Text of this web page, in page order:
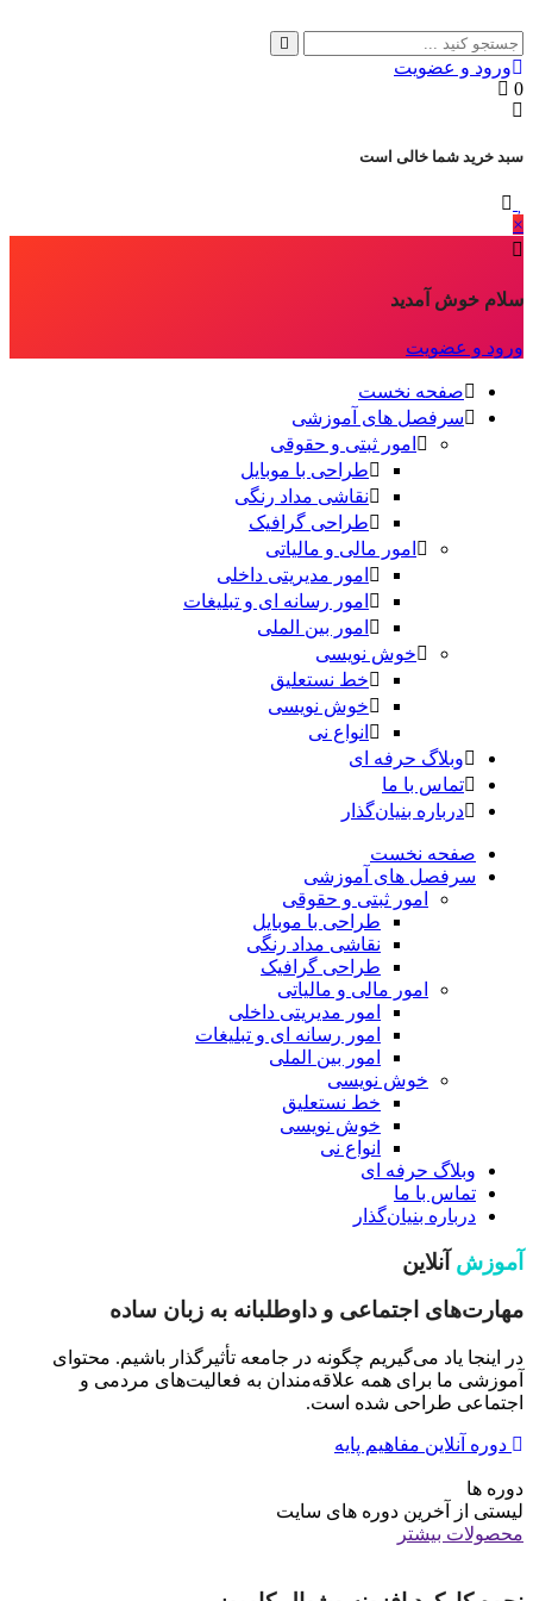
ورود و عضویت
0
سبد خرید شما خالی است
×
سلام خوش آمدید
ورود و عضویت
صفحه نخست
سرفصل های آموزشی
امور ثبتی و حقوقی
طراحی با موبایل
نقاشی مداد رنگی
طراحی گرافیک
امور مالی و مالیاتی
امور مدیریتی داخلی
امور رسانه ای و تبلیغات
امور بین الملی
خوش نویسی
خط نستعلیق
خوش نویسی
انواع نی
وبلاگ حرفه ای
تماس با ما
درباره بنیان‌گذار
صفحه نخست
سرفصل های آموزشی
امور ثبتی و حقوقی
طراحی با موبایل
نقاشی مداد رنگی
طراحی گرافیک
امور مالی و مالیاتی
امور مدیریتی داخلی
امور رسانه ای و تبلیغات
امور بین الملی
خوش نویسی
خط نستعلیق
خوش نویسی
انواع نی
وبلاگ حرفه ای
تماس با ما
درباره بنیان‌گذار
آموزش آنلاین
مهارت‌های اجتماعی و داوطلبانه به زبان ساده
در اینجا یاد می‌گیریم چگونه در جامعه تأثیرگذار باشیم. محتوای
آموزشی ما برای همه علاقه‌مندان به فعالیت‌های مردمی و
اجتماعی طراحی شده است.
دوره آنلاین مفاهیم پایه
دوره ها
لیستی از آخرین دوره های سایت
محصولات بیشتر